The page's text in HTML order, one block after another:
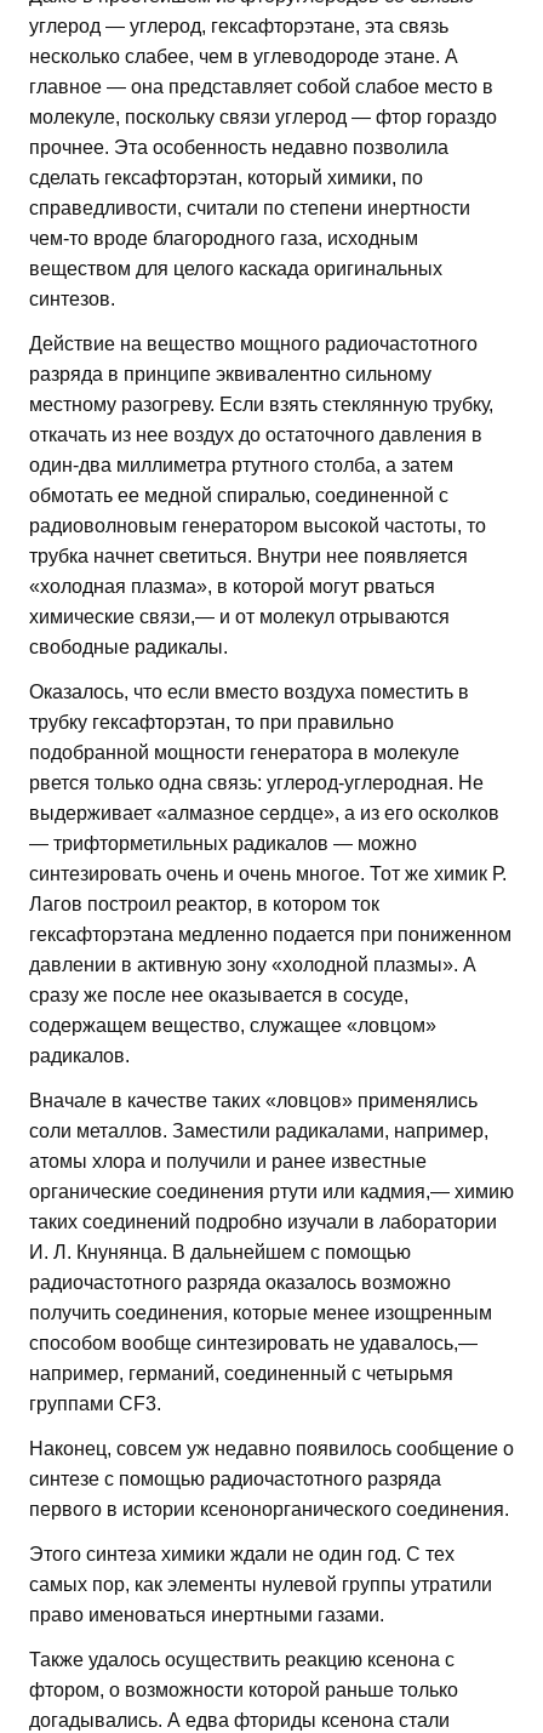
углерод — углерод, гексафторэтане, эта связь
несколько слабее, чем в углеводороде этане. А
главное — она представляет собой слабое место в
молекуле, поскольку связи углерод — фтор гораздо
прочнее. Эта особенность недавно позволила
сделать гексафторэтан, который химики, по
справедливости, считали по степени инертности
чем-то вроде благородного газа, исходным
веществом для целого каскада оригинальных
синтезов.
Действие на вещество мощного радиочастотного
разряда в принципе эквивалентно сильному
местному разогреву. Если взять стеклянную трубку,
откачать из нее воздух до остаточного давления в
один-два миллиметра ртутного столба, а затем
обмотать ее медной спиралью, соединенной с
радиоволновым генератором высокой частоты, то
трубка начнет светиться. Внутри нее появляется
«холодная плазма», в которой могут рваться
химические связи,— и от молекул отрываются
свободные радикалы.
Оказалось, что если вместо воздуха поместить в
трубку гексафторэтан, то при правильно
подобранной мощности генератора в молекуле
рвется только одна связь: углерод-углеродная. Не
выдерживает «алмазное сердце», а из его осколков
— трифторметильных радикалов — можно
синтезировать очень и очень многое. Тот же химик Р.
Лагов построил реактор, в котором ток
гексафторэтана медленно подается при пониженном
давлении в активную зону «холодной плазмы». А
сразу же после нее оказывается в сосуде,
содержащем вещество, служащее «ловцом»
радикалов.
Вначале в качестве таких «ловцов» применялись
соли металлов. Заместили радикалами, например,
атомы хлора и получили и ранее известные
органические соединения ртути или кадмия,— химию
таких соединений подробно изучали в лаборатории
И. Л. Кнунянца. В дальнейшем с помощью
радиочастотного разряда оказалось возможно
получить соединения, которые менее изощренным
способом вообще синтезировать не удавалось,—
например, германий, соединенный с четырьмя
группами СF3.
Наконец, совсем уж недавно появилось сообщение о
синтезе с помощью радиочастотного разряда
первого в истории ксенонорганического соединения.
Этого синтеза химики ждали не один год. С тех
самых пор, как элементы нулевой группы утратили
право именоваться инертными газами.
Также удалось осуществить реакцию ксенона с
фтором, о возможности которой раньше только
догадывались. А едва фториды ксенона стали